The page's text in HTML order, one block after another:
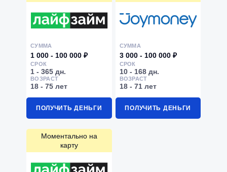
СУММА
1 000 - 100 000 ₽
СРОК
1 - 365 дн.
ВОЗРАСТ
18 - 75 лет
ПОЛУЧИТЬ ДЕНЬГИ
СУММА
3 000 - 100 000 ₽
СРОК
10 - 168 дн.
ВОЗРАСТ
18 - 71 лет
ПОЛУЧИТЬ ДЕНЬГИ
Моментально на
карту